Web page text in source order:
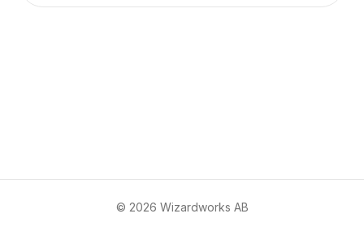
© 2026 Wizardworks AB